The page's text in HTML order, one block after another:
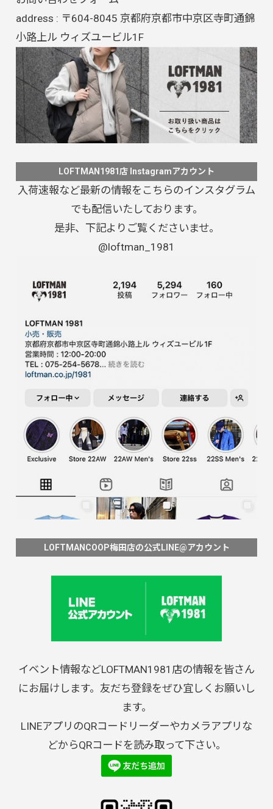
address : 〒604-8045 京都府京都市中京区寺町通錦
小路上ル ウィズユービル1F
LOFTMAN1981店 Instagramアカウント
入荷速報など最新の情報をこちらのインスタグラム
でも配信いたしております。
是非、下記よりご覧くださいませ。
@loftman_1981
LOFTMANCOOP梅田店の公式LINE@アカウント
イベント情報などLOFTMAN1981店の情報を皆さん
にお届けします。友だち登録をぜひ宜しくお願いし
ます。
LINEアプリのQRコードリーダーやカメラアプリな
どからQRコードを読み取って下さい。